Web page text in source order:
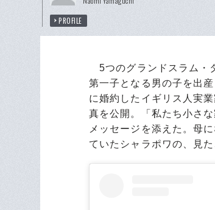
PROFILE
5つのグランドスラム・
第一子となる男の子を出
に婚約したイギリス人実
真を公開。「私たち小さ
メッセージを添えた。母
ていたシャラポワの、見